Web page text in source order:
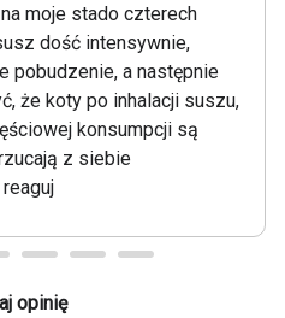
moje stado czterech
dość intensywnie,
pobudzenie, a następnie
że koty po inhalacji suszu,
konsumpcji są
z siebie
opinię